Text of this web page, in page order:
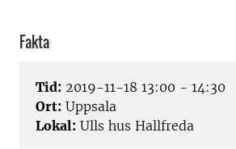
Fakta
Tid: 2019-11-18 13:00 - 14:30
Ort: Uppsala
Lokal: Ulls hus Hallfreda